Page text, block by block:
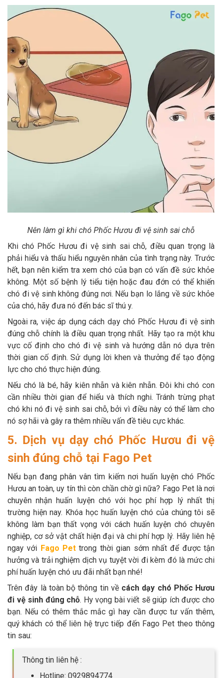
Nên làm gì khi chó Phốc Hươu đi vệ sinh sai chỗ
Khi chó Phốc Hươu đi vệ sinh sai chỗ, điều quan trọng là
phải hiểu và thấu hiểu nguyên nhân của tình trạng này. Trước
hết, bạn nên kiểm tra xem chó của bạn có vấn đề sức khỏe
không. Một số bệnh lý tiểu tiện hoặc đau đớn có thể khiến
chó đi vệ sinh không đúng nơi. Nếu bạn lo lắng về sức khỏe
của chó, hãy đưa nó đến bác sĩ thú y.
Ngoài ra, việc áp dụng cách dạy chó Phốc Hươu đi vệ sinh
đúng chỗ chính là điều quan trọng nhất. Hãy tạo ra một khu
vực cố định cho chó đi vệ sinh và hướng dẫn nó dựa trên
thời gian cố định. Sử dụng lời khen và thưởng để tạo động
lực cho chó thực hiện đúng.
Nếu chó là bé, hãy kiên nhẫn và kiên nhẫn. Đôi khi chó con
cần nhiều thời gian để hiểu và thích nghi. Tránh trừng phạt
chó khi nó đi vệ sinh sai chỗ, bởi vì điều này có thể làm cho
nó sợ hãi và gây ra thêm nhiều vấn đề tiêu cực khác.
5. Dịch vụ dạy chó Phốc Hươu đi vệ
sinh đúng chỗ tại Fago Pet
Nếu bạn đang phân vân tìm kiếm nơi huấn luyện chó Phốc
Hươu an toàn, uy tín thì còn chần chờ gì nữa? Fago Pet là nơi
chuyên nhận huấn luyện chó với học phí hợp lý nhất thị
trường hiện nay. Khóa học huấn luyện chó của chúng tôi sẽ
không làm bạn thất vọng với cách huấn luyện chó chuyên
nghiệp, cơ sở vật chất hiện đại và chi phí hợp lý. Hãy liên hệ
ngay với Fago Pet trong thời gian sớm nhất để được tận
hưởng và trải nghiệm dịch vụ tuyệt vời đi kèm đó là mức chi
phí huấn luyện chó ưu đãi nhất bạn nhé!
Trên đây là toàn bộ thông tin về cách dạy chó Phốc Hươu
đi vệ sinh đúng chỗ. Hy vọng bài viết sẽ giúp ích được cho
bạn. Nếu có thêm thắc mắc gì hay cần được tư vấn thêm,
quý khách có thể liên hệ trực tiếp đến Fago Pet theo thông
tin sau:
Thông tin liên hệ :
Hotline: 0929894774